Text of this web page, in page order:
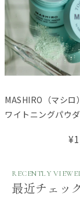
MASHIRO（マシロ
ワイトニングパウ
¥
RECENTLY
最近チェッ